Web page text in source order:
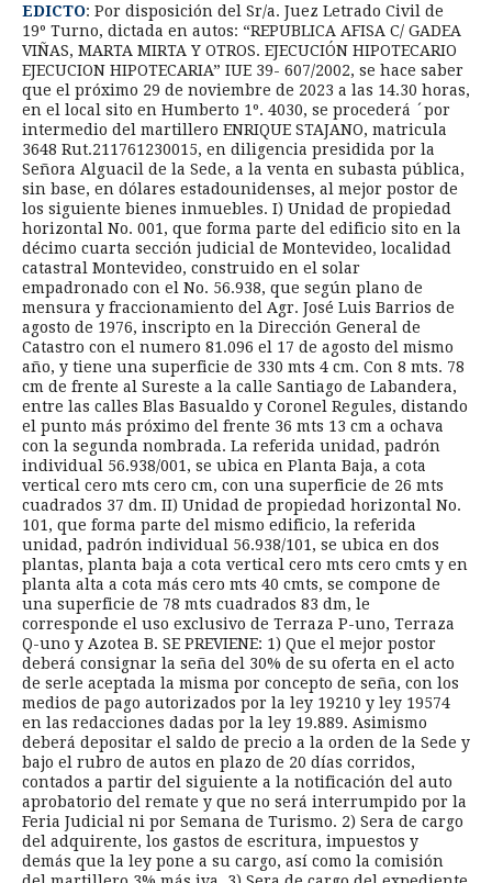
EDICTO: Por disposición del Sr/a. Juez Letrado Civil de
19º Turno, dictada en autos: “REPUBLICA AFISA C/ GADEA
VIÑAS, MARTA MIRTA Y OTROS. EJECUCIÓN HIPOTECARIO
EJECUCION HIPOTECARIA” IUE 39- 607/2002, se hace saber
que el próximo 29 de noviembre de 2023 a las 14.30 horas,
en el local sito en Humberto 1º. 4030, se procederá ´por
intermedio del martillero ENRIQUE STAJANO, matricula
3648 Rut.211761230015, en diligencia presidida por la
Señora Alguacil de la Sede, a la venta en subasta pública,
sin base, en dólares estadounidenses, al mejor postor de
los siguiente bienes inmuebles. I) Unidad de propiedad
horizontal No. 001, que forma parte del edificio sito en la
décimo cuarta sección judicial de Montevideo, localidad
catastral Montevideo, construido en el solar
empadronado con el No. 56.938, que según plano de
mensura y fraccionamiento del Agr. José Luis Barrios de
agosto de 1976, inscripto en la Dirección General de
Catastro con el numero 81.096 el 17 de agosto del mismo
año, y tiene una superficie de 330 mts 4 cm. Con 8 mts. 78
cm de frente al Sureste a la calle Santiago de Labandera,
entre las calles Blas Basualdo y Coronel Regules, distando
el punto más próximo del frente 36 mts 13 cm a ochava
con la segunda nombrada. La referida unidad, padrón
individual 56.938/001, se ubica en Planta Baja, a cota
vertical cero mts cero cm, con una superficie de 26 mts
cuadrados 37 dm. II) Unidad de propiedad horizontal No.
101, que forma parte del mismo edificio, la referida
unidad, padrón individual 56.938/101, se ubica en dos
plantas, planta baja a cota vertical cero mts cero cmts y en
planta alta a cota más cero mts 40 cmts, se compone de
una superficie de 78 mts cuadrados 83 dm, le
corresponde el uso exclusivo de Terraza P-uno, Terraza
Q-uno y Azotea B. SE PREVIENE: 1) Que el mejor postor
deberá consignar la seña del 30% de su oferta en el acto
de serle aceptada la misma por concepto de seña, con los
medios de pago autorizados por la ley 19210 y ley 19574
en las redacciones dadas por la ley 19.889. Asimismo
deberá depositar el saldo de precio a la orden de la Sede y
bajo el rubro de autos en plazo de 20 días corridos,
contados a partir del siguiente a la notificación del auto
aprobatorio del remate y que no será interrumpido por la
Feria Judicial ni por Semana de Turismo. 2) Sera de cargo
del adquirente, los gastos de escritura, impuestos y
demás que la ley pone a su cargo, así como la comisión